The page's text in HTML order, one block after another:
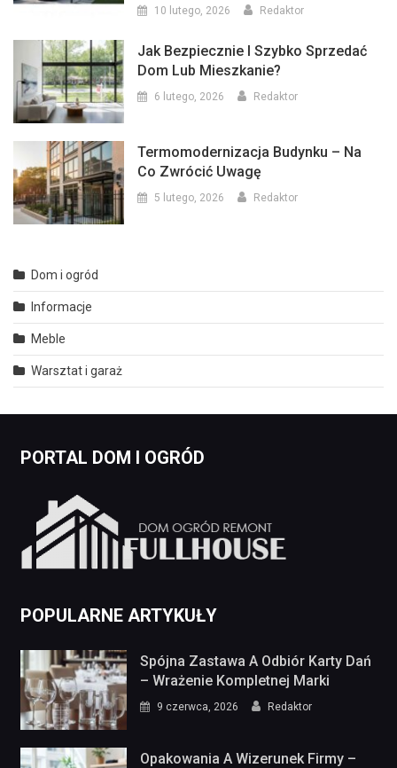
10 lutego, 2026 Redaktor
Jak Bezpiecznie I Szybko Sprzedać
Dom Lub Mieszkanie?
6 lutego, 2026 Redaktor
Termomodernizacja Budynku – Na
Co Zwrócić Uwagę
5 lutego, 2026 Redaktor
Dom i ogród
Informacje
Meble
Warsztat i garaż
PORTAL DOM I OGRÓD
POPULARNE ARTYKUŁY
Spójna Zastawa A Odbiór Karty Dań
– Wrażenie Kompletnej Marki
9 czerwca, 2026 Redaktor
Opakowania A Wizerunek Firmy –